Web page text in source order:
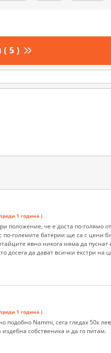
5 )
1 година )
положение, че е доста по-голямо
по-големите батерии ще са с цени
явно никога няма да
досега да дават всички екстри на
1 година )
подобно Nammi, сега гледах 50к
издебна собственика и да го питам.